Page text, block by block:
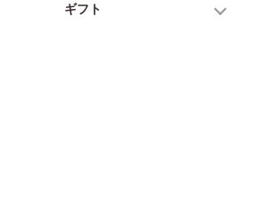
ギフト